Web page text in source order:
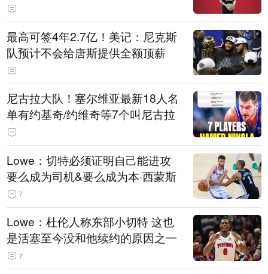
最高可签4年2.7亿！美记：尼克斯
队预计不会给唐斯提供全额顶薪
尼古拉大队！塞尔维亚最新18人名
单有约基奇/约维奇等7个叫尼古拉
Lowe：切特必须证明自己能进攻
要么成为司机&要么成为本·西蒙斯
7
Lowe：杜伦人称东部小切特 这也
是活塞至今没和他续约的原因之一
7